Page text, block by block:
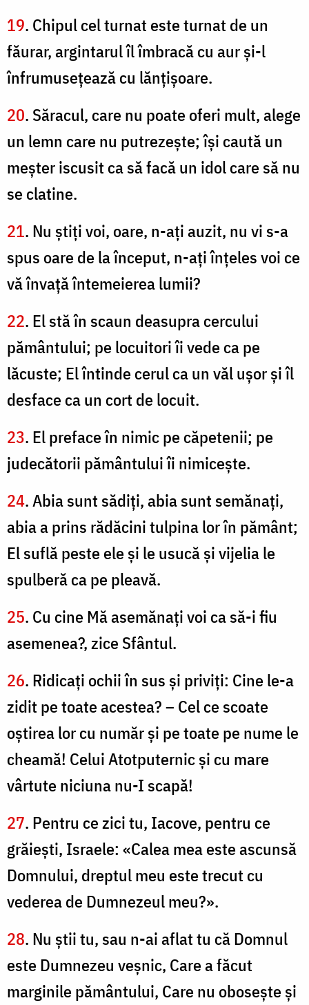
19. Chipul cel turnat este turnat de un
făurar, argintarul îl îmbracă cu aur şi-l
înfrumuseţează cu lănţişoare.
20. Săracul, care nu poate oferi mult, alege
un lemn care nu putrezeşte; îşi caută un
meşter iscusit ca să facă un idol care să nu
se clatine.
21. Nu ştiţi voi, oare, n-aţi auzit, nu vi s-a
spus oare de la început, n-aţi înţeles voi ce
vă învaţă întemeierea lumii?
22. El stă în scaun deasupra cercului
pământului; pe locuitori îi vede ca pe
lăcuste; El întinde cerul ca un văl uşor şi îl
desface ca un cort de locuit.
23. El preface în nimic pe căpetenii; pe
judecătorii pământului îi nimiceşte.
24. Abia sunt sădiţi, abia sunt semănaţi,
abia a prins rădăcini tulpina lor în pământ;
El suflă peste ele şi le usucă şi vijelia le
spulberă ca pe pleavă.
25. Cu cine Mă asemănaţi voi ca să-i fiu
asemenea?, zice Sfântul.
26. Ridicaţi ochii în sus şi priviţi: Cine le-a
zidit pe toate acestea? – Cel ce scoate
oştirea lor cu număr şi pe toate pe nume le
cheamă! Celui Atotputernic şi cu mare
vârtute niciuna nu-I scapă!
27. Pentru ce zici tu, Iacove, pentru ce
grăieşti, Israele: «Calea mea este ascunsă
Domnului, dreptul meu este trecut cu
vederea de Dumnezeul meu?».
28. Nu ştii tu, sau n-ai aflat tu că Domnul
este Dumnezeu veşnic, Care a făcut
marginile pământului, Care nu oboseşte şi